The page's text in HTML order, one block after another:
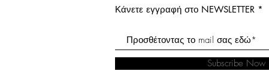
Κάνετε εγγραφή στο NEWSLETTER
Subscribe Now